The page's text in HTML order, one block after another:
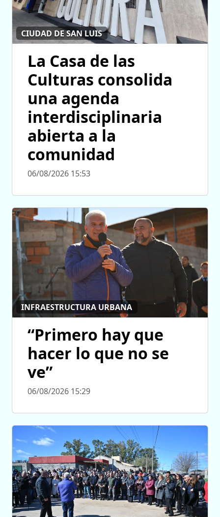
CIUDAD DE SAN LUIS
La Casa de las
Culturas consolida
una agenda
interdisciplinaria
abierta a la
comunidad
06/08/2026 15:53
INFRAESTRUCTURA URBANA
“Primero hay que
hacer lo que no se
ve”
06/08/2026 15:29